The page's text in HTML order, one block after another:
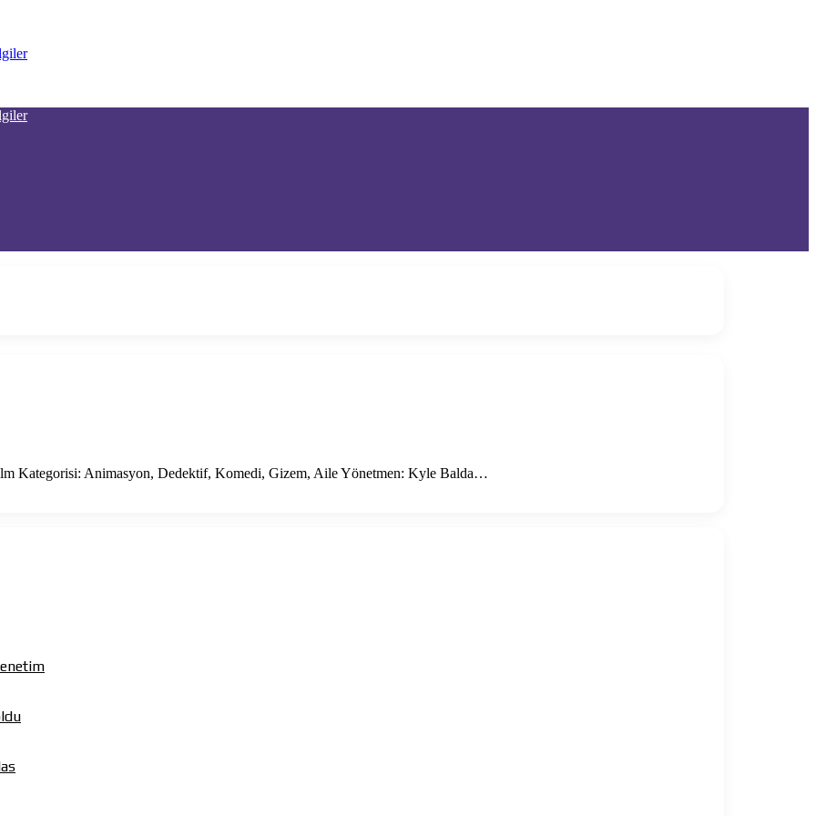
Kategorisi: Animasyon, Dedektif, Komedi, Gizem, Aile Yönetmen: Kyle Balda…